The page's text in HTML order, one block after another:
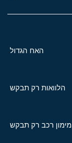
האח הגדול
הלוואות רק תבקש
מימון רכב רק תבקש